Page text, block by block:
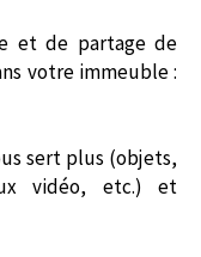
et de partage de
votre immeuble :
sert plus (objets,
vidéo, etc.) et